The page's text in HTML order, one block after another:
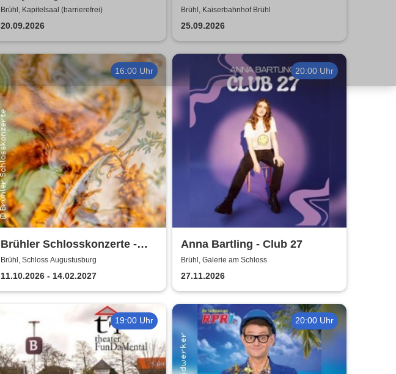
Brühl, Kapitelsaal (barrierefrei)
20.09.2026
Partymander live |
Kaiserbahnhof Brühl
Brühl, Kaiserbahnhof Brühl
25.09.2026
16:00 Uhr
Brühler Schlosskonzerte -
Bach um vier 2026/27
Brühl, Schloss Augustusburg
11.10.2026 - 14.02.2027
20:00 Uhr
Anna Bartling - Club 27
Brühl, Galerie am Schloss
27.11.2026
19:00 Uhr 20:00 Uhr